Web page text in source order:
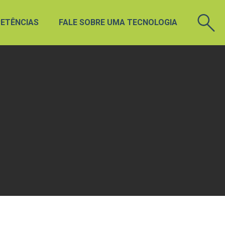
FALE SOBRE UMA TECNOLOGIA